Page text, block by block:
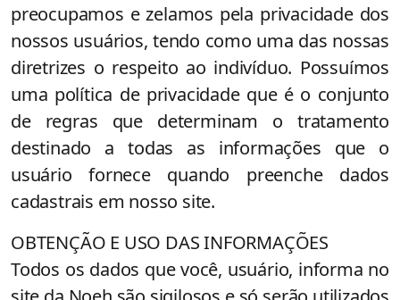
preocupamos e zelamos pela privacidade dos
nossos usuários, tendo como uma das nossas
diretrizes o respeito ao indivíduo. Possuímos
uma política de privacidade que é o conjunto
de regras que determinam o tratamento
destinado a todas as informações que o
usuário fornece quando preenche dados
cadastrais em nosso site.
OBTENÇÃO E USO DAS INFORMAÇÕES
Todos os dados que você, usuário, informa no